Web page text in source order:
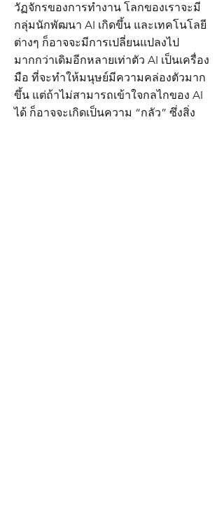
วัฏจักรของการทำงาน โลกของเราจะมี
กลุ่มนักพัฒนา AI เกิดขึ้น และเทคโนโลยี
ต่างๆ ก็อาจจะมีการเปลี่ยนแปลงไป
มากกว่าเดิมอีกหลายเท่าตัว AI เป็นเครื่อง
มือ ที่จะทำให้มนุษย์มีความคล่องตัวมาก
ขึ้น แต่ถ้าไม่สามารถเข้าใจกลไกของ AI
ได้ ก็อาจจะเกิดเป็นความ “กลัว” ซึ่งสิ่ง